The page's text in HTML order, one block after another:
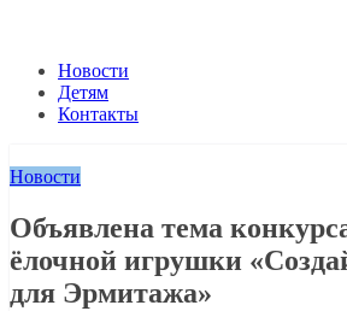
Новости
Детям
Контакты
Новости
Объявлена тема
ёлочной игрушки
для Эрмитажа»